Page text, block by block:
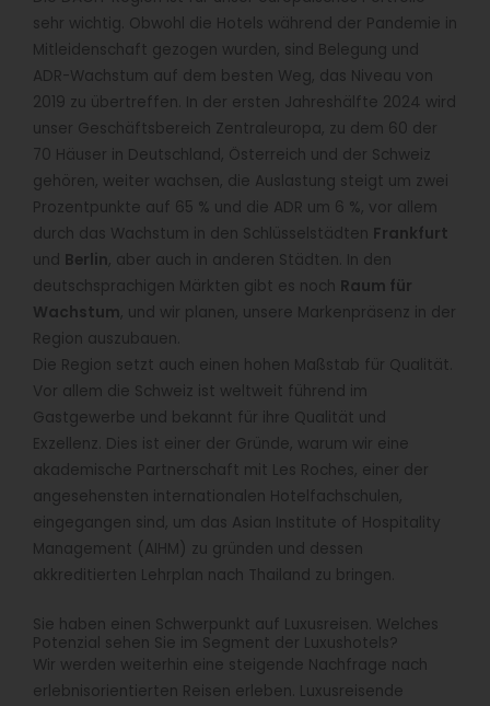
sehr wichtig. Obwohl die Hotels während der Pandemie in
Mitleidenschaft gezogen wurden, sind Belegung und
ADR-Wachstum auf dem besten Weg, das Niveau von
2019 zu übertreffen. In der ersten Jahreshälfte 2024 wird
unser Geschäftsbereich Zentraleuropa, zu dem 60 der
70 Häuser in Deutschland, Österreich und der Schweiz
gehören, weiter wachsen, die Auslastung steigt um zwei
Prozentpunkte auf 65 % und die ADR um 6 %, vor allem
durch das Wachstum in den Schlüsselstädten Frankfurt
und Berlin, aber auch in anderen Städten. In den
deutschsprachigen Märkten gibt es noch Raum für
Wachstum, und wir planen, unsere Markenpräsenz in der
Region auszubauen.
Die Region setzt auch einen hohen Maßstab für Qualität.
Vor allem die Schweiz ist weltweit führend im
Gastgewerbe und bekannt für ihre Qualität und
Exzellenz. Dies ist einer der Gründe, warum wir eine
akademische Partnerschaft mit Les Roches, einer der
angesehensten internationalen Hotelfachschulen,
eingegangen sind, um das Asian Institute of Hospitality
Management (AIHM) zu gründen und dessen
akkreditierten Lehrplan nach Thailand zu bringen.
Sie haben einen Schwerpunkt auf Luxusreisen. Welches
Potenzial sehen Sie im Segment der Luxushotels?
Wir werden weiterhin eine steigende Nachfrage nach
erlebnisorientierten Reisen erleben. Luxusreisende